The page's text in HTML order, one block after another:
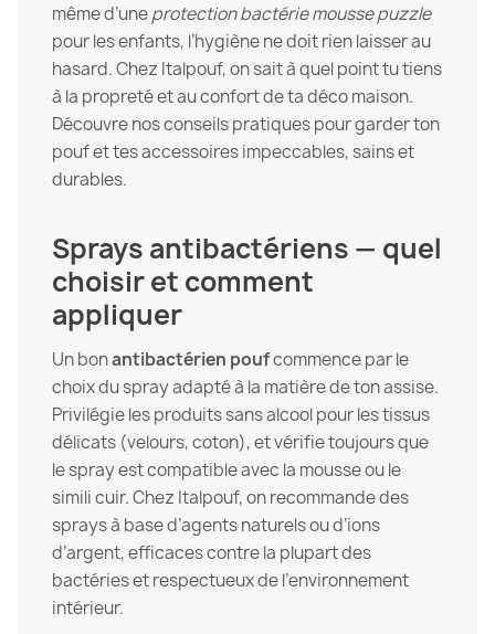
même d’uneprotection bactérie mousse puzzle
pour les enfants, l’hygiène ne doit rien laisser au
hasard. Chez Italpouf, on sait à quel point tu tiens
à la propreté et au confort de ta déco maison.
Découvre nos conseils pratiques pour garder ton
pouf et tes accessoires impeccables, sains et
durables.
Sprays antibactériens — quel
choisir et comment
appliquer
Un bonantibactérien poufcommence par le
choix du spray adapté à la matière de ton assise.
Privilégie les produits sans alcool pour les tissus
délicats (velours, coton), et vérifie toujours que
le spray est compatible avec la mousse ou le
simili cuir. Chez Italpouf, on recommande des
sprays à base d’agents naturels ou d’ions
d’argent, efficaces contre la plupart des
bactéries et respectueux de l’environnement
intérieur.